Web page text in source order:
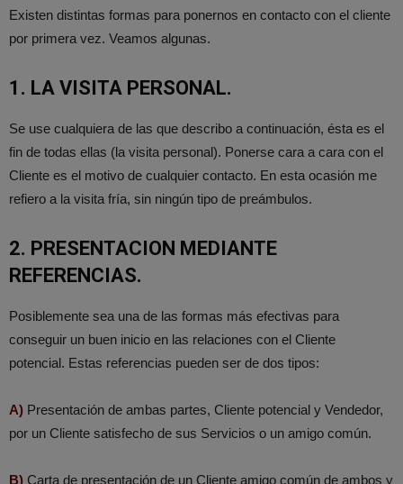
Existen distintas formas para ponernos en contacto con el cliente
por primera vez. Veamos algunas.
1. LA VISITA PERSONAL.
Se use cualquiera de las que describo a continuación, ésta es el
fin de todas ellas (la visita personal). Ponerse cara a cara con el
Cliente es el motivo de cualquier contacto. En esta ocasión me
refiero a la visita fría, sin ningún tipo de preámbulos.
2. PRESENTACION MEDIANTE
REFERENCIAS.
Posiblemente sea una de las formas más efectivas para
conseguir un buen inicio en las relaciones con el Cliente
potencial. Estas referencias pueden ser de dos tipos:
A) Presentación de ambas partes, Cliente potencial y Vendedor,
por un Cliente satisfecho de sus Servicios o un amigo común.
B) Carta de presentación de un Cliente amigo común de ambos y